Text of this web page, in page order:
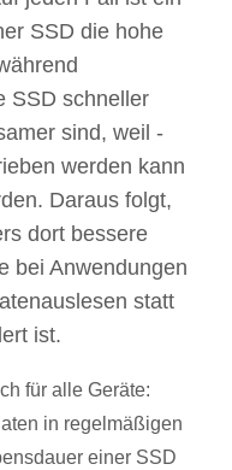
SSD die hohe
SSD schneller
sind, weil -
werden kann
Daraus folgt,
dort bessere
bei Anwendungen
statt
ist.
für alle Geräte:
in regelmäßigen
einer SSD